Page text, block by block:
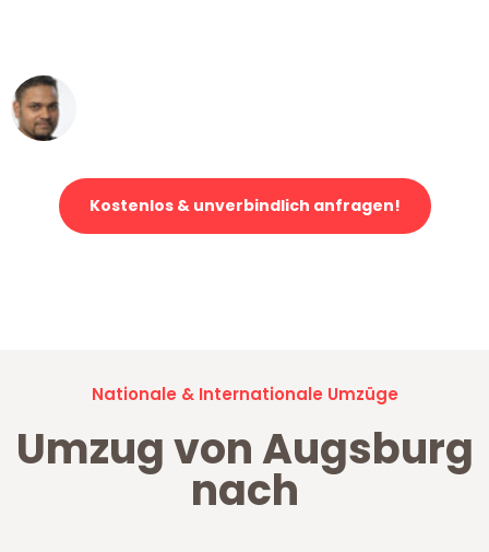
Kostenlos & unverbindlich anfragen!
Nationale & Internationale Umzüge
Umzug von Augsburg
nach